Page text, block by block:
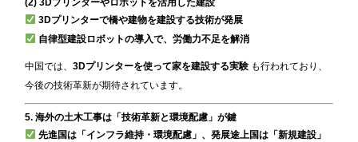
(2) 3Dプリンターやロボットを活用した建設
3Dプリンターで橋や建物を建設する技術が発展
自律型建設ロボットの導入で、労働力不足を解消
中国では、3Dプリンターを使って家を建設する実験 も行われており、
今後の技術革新が期待されています。
5. 海外の土木工事は「技術革新と環境配慮」が鍵
先進国は「インフラ維持・環境配慮」、発展途上国は「新規建設」